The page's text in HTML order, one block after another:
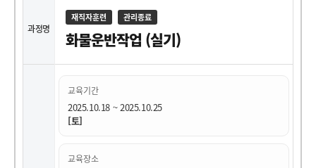
과정명
재직자훈련 관리종료
화물운반작업 (실기)
교육기간
2025.10.18 ~ 2025.10.25
[토]
교육장소